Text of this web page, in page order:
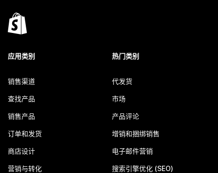
应用类别
销售渠道
查找产品
销售产品
订单和发货
商店设计
营销与转化
热门类别
代发货
市场
产品评论
增销和捆绑销售
电子邮件营销
搜索引擎优化 (SEO)